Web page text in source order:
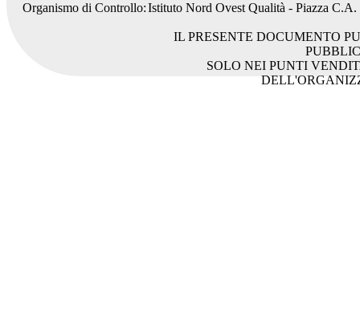
Organismo di Controllo:Istituto Nord Ovest Qualità - Piazza
IL PRESENTE DOCUMENTO
SOLO NEI PUNTI